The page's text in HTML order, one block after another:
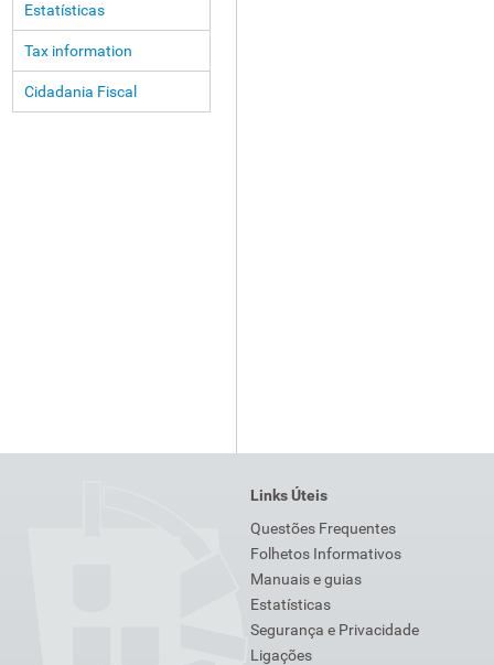
Estatísticas
Tax information
Cidadania Fiscal
Links Úteis
Questões Frequentes
Folhetos Informativos
Manuais e guias
Estatísticas
Segurança e Privacidade
Ligações